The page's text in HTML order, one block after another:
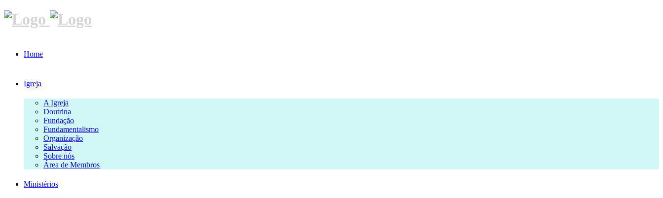
Home
Igreja
A Igreja
Doutrina
Fundação
Fundamentalismo
Organização
Salvação
Sobre nós
Área de Membros
Ministérios